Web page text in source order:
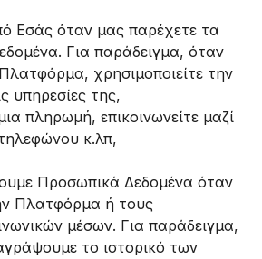
Εσάς όταν μας παρέχετε τα
Για παράδειγμα, όταν
χρησιμοποιείτε την
υπηρεσίες της,
πληρωμή, επικοινωνείτε μαζί
κ.λπ,
Προσωπικά Δεδομένα όταν
Πλατφόρμα ή τους
μέσων. Για παράδειγμα,
το ιστορικό των